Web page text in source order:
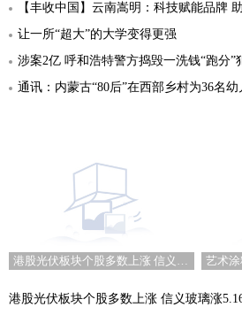
【丰收中国】云南嵩明：科技赋能品牌
让一所“超大”的大学变得更强
涉案2亿 呼和浩特警方捣毁一洗钱“跑分”
通讯：内蒙古“80后”在西部乡村为36名幼
港股光伏板块个股多数上涨 信义玻璃涨5.16%
港股光伏板块个股多数上涨 信义玻璃涨